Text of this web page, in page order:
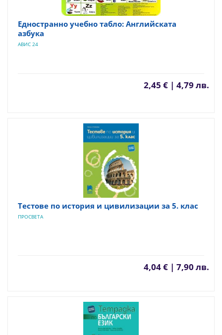
Едностранно учебно табло: Английската
азбука
АВИС 24
2,45 € | 4,79 лв.
Тестове по история и цивилизации за 5. клас
ПРОСВЕТА
4,04 € | 7,90 лв.